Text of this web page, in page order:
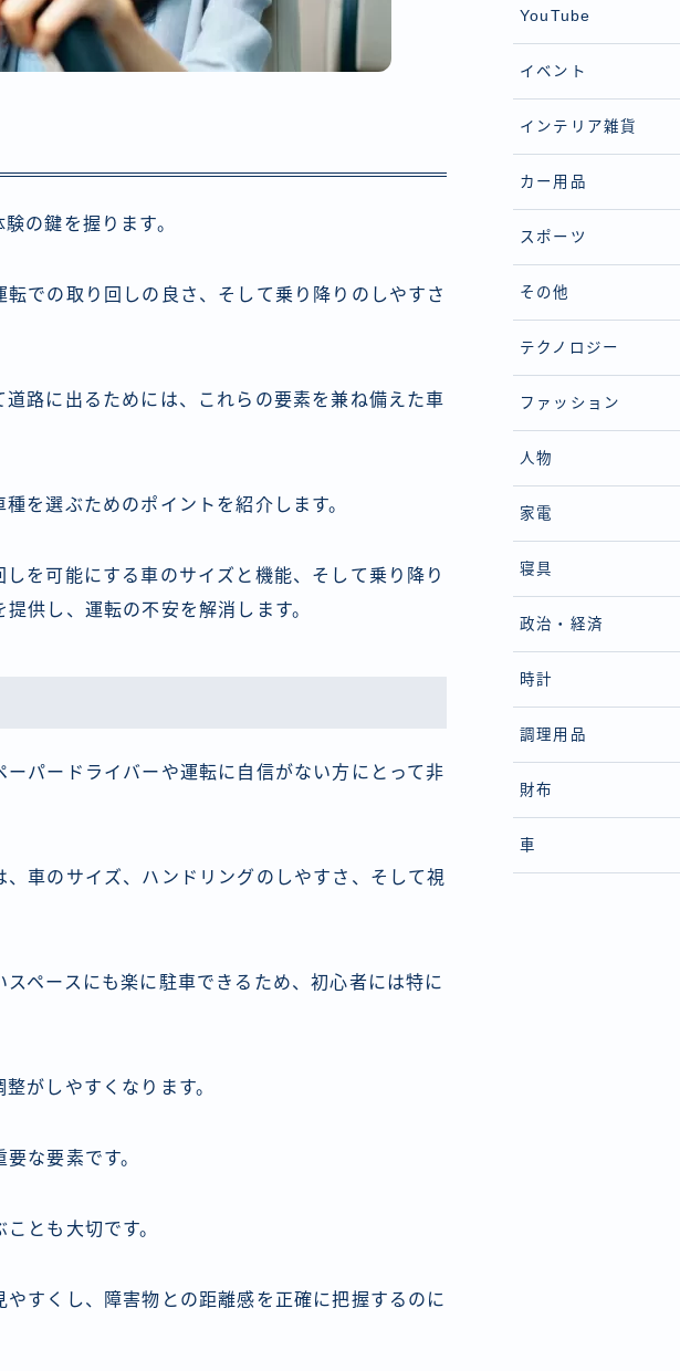
の鍵を握ります。
での取り回しの良さ、そして乗り降りのしやすさ
路に出るためには、これらの要素を兼ね備えた車
を選ぶためのポイントを紹介します。
を可能にする車のサイズと機能、そして乗り降り
供し、運転の不安を解消します。
パードライバーや運転に自信がない方にとって非
車のサイズ、ハンドリングのしやすさ、そして視
ペースにも楽に駐車できるため、初心者には特に
がしやすくなります。
な要素です。
とも大切です。
すくし、障害物との距離感を正確に把握するのに
YouTube
イベント
インテリア雑貨
カー用品
スポーツ
その他
テクノロジー
ファッション
人物
家電
寝具
政治・経済
時計
調理用品
財布
車